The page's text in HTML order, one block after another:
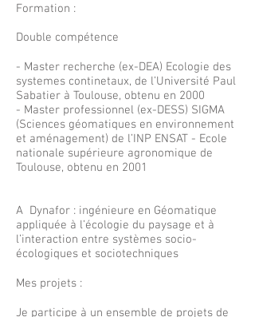
Formation :
Double compétence
- Master recherche (ex-DEA) Ecologie des
systemes continetaux, de l’Université Paul
Sabatier à Toulouse, obtenu en 2000
- Master professionnel (ex-DESS) SIGMA
(Sciences géomatiques en environnement
et aménagement) de l’INP ENSAT - Ecole
nationale supérieure agronomique de
Toulouse, obtenu en 2001
​A Dynafor : ingénieure en Géomatique
appliquée à l’écologie du paysage et à
l’interaction entre systèmes socio-
écologiques et sociotechniques
Mes projets :
Je participe à un ensemble de projets de